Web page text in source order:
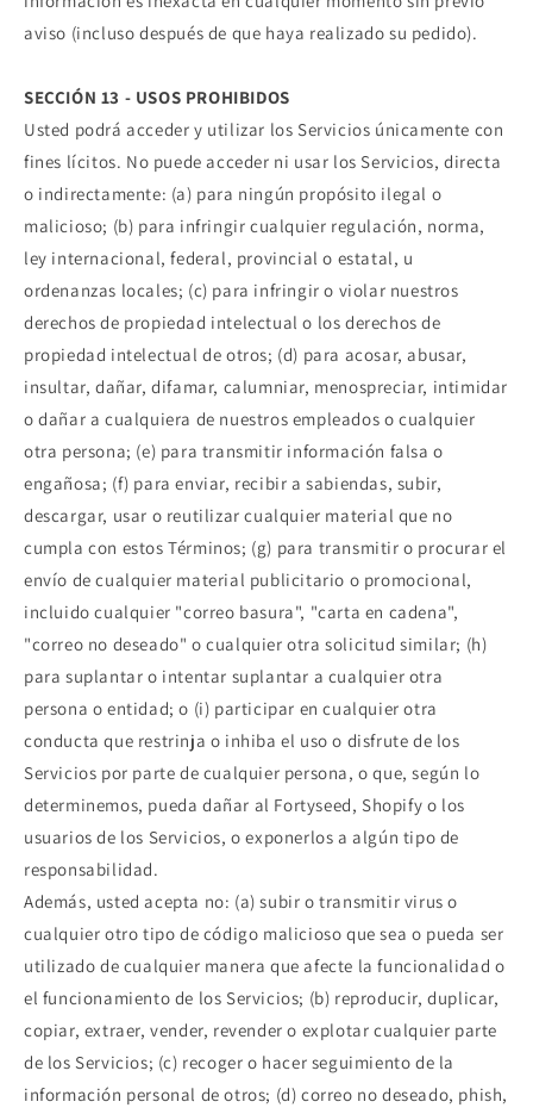
aviso (incluso después de que haya realizado su pedido).
SECCIÓN 13 - USOS PROHIBIDOS
Usted podrá acceder y utilizar los Servicios únicamente con
fines lícitos. No puede acceder ni usar los Servicios, directa
o indirectamente: (a) para ningún propósito ilegal o
malicioso; (b) para infringir cualquier regulación, norma,
ley internacional, federal, provincial o estatal, u
ordenanzas locales; (c) para infringir o violar nuestros
derechos de propiedad intelectual o los derechos de
propiedad intelectual de otros; (d) para acosar, abusar,
insultar, dañar, difamar, calumniar, menospreciar, intimidar
o dañar a cualquiera de nuestros empleados o cualquier
otra persona; (e) para transmitir información falsa o
engañosa; (f) para enviar, recibir a sabiendas, subir,
descargar, usar o reutilizar cualquier material que no
cumpla con estos Términos; (g) para transmitir o procurar el
envío de cualquier material publicitario o promocional,
incluido cualquier "correo basura", "carta en cadena",
"correo no deseado" o cualquier otra solicitud similar; (h)
para suplantar o intentar suplantar a cualquier otra
persona o entidad; o (i) participar en cualquier otra
conducta que restrinja o inhiba el uso o disfrute de los
Servicios por parte de cualquier persona, o que, según lo
determinemos, pueda dañar al Fortyseed, Shopify o los
usuarios de los Servicios, o exponerlos a algún tipo de
responsabilidad.
Además, usted acepta no: (a) subir o transmitir virus o
cualquier otro tipo de código malicioso que sea o pueda ser
utilizado de cualquier manera que afecte la funcionalidad o
el funcionamiento de los Servicios; (b) reproducir, duplicar,
copiar, extraer, vender, revender o explotar cualquier parte
de los Servicios; (c) recoger o hacer seguimiento de la
información personal de otros; (d) correo no deseado, phish,